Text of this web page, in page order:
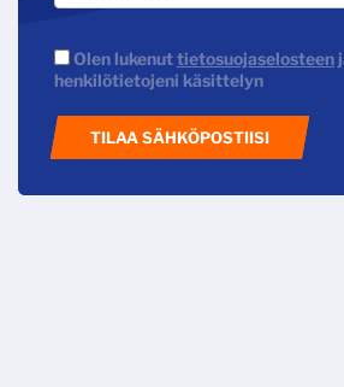
Olen lukenuttietosuojaselosteen
henkilötietojeni käsittelyn
TILAA SÄHKÖPOSTIISI